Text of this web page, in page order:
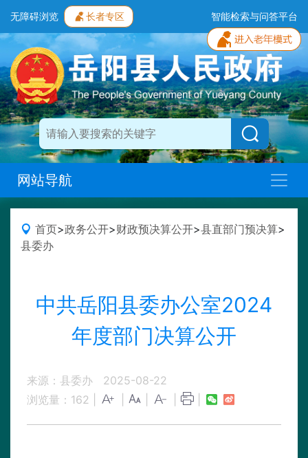
无障碍浏览 长者专区 智能检索与问答平台
网站导航
首页>政务公开>财政预决算公开>县直部门预决算>
县委办
中共岳阳县委办公室2024
年度部门决算公开
来源：县委办
2025-08-22
浏览量： 162